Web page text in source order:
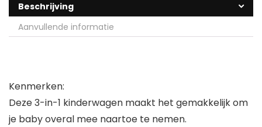
Beschrijving
Aanvullende informatie
Kenmerken:
Deze 3-in-1 kinderwagen maakt het gemakkelijk om
je baby overal mee naartoe te nemen.